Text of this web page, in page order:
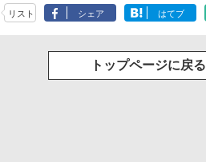
リスト シェア はてブ
トップページに戻る